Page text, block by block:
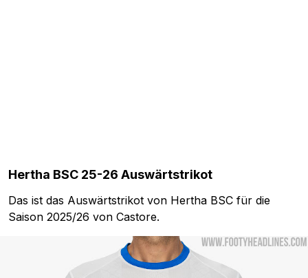
Hertha BSC 25-26 Auswärtstrikot
Das ist das Auswärtstrikot von Hertha BSC für die
Saison 2025/26 von Castore.